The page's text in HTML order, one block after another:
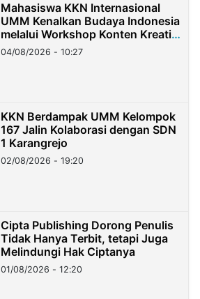
Mahasiswa KKN Internasional
UMM Kenalkan Budaya Indonesia
melalui Workshop Konten Kreatif
di Taiwan
04/08/2026 - 10:27
KKN Berdampak UMM Kelompok
167 Jalin Kolaborasi dengan SDN
1 Karangrejo
02/08/2026 - 19:20
Cipta Publishing Dorong Penulis
Tidak Hanya Terbit, tetapi Juga
Melindungi Hak Ciptanya
01/08/2026 - 12:20